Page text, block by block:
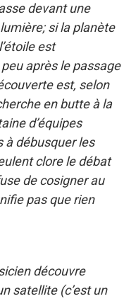
devant une
si la planète
est
après le passage
est, selon
en butte à la
d’équipes
à débusquer les
clore le débat
de cosigner au
pas que rien
découvre
satellite (c’est un